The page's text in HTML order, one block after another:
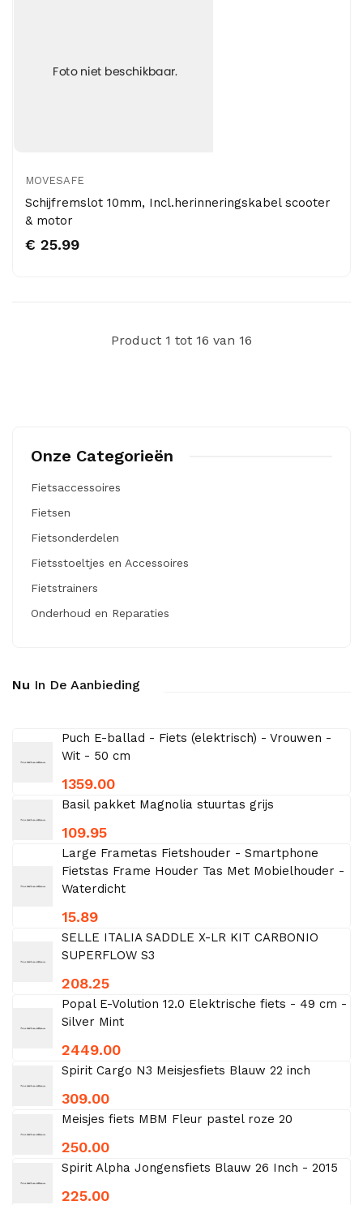
MOVESAFE
Schijfremslot 10mm, Incl.herinneringskabel scooter
& motor
€ 25.99
Product 1 tot 16 van 16
Onze Categorieën
Fietsaccessoires
Fietsen
Fietsonderdelen
Fietsstoeltjes en Accessoires
Fietstrainers
Onderhoud en Reparaties
Nu In De Aanbieding
Puch E-ballad - Fiets (elektrisch) - Vrouwen -
Wit - 50 cm
1359.00
Basil pakket Magnolia stuurtas grijs
109.95
Large Frametas Fietshouder - Smartphone
Fietstas Frame Houder Tas Met Mobielhouder -
Waterdicht
15.89
SELLE ITALIA SADDLE X-LR KIT CARBONIO
SUPERFLOW S3
208.25
Popal E-Volution 12.0 Elektrische fiets - 49 cm -
Silver Mint
2449.00
Spirit Cargo N3 Meisjesfiets Blauw 22 inch
309.00
Meisjes fiets MBM Fleur pastel roze 20
250.00
Spirit Alpha Jongensfiets Blauw 26 Inch - 2015
225.00